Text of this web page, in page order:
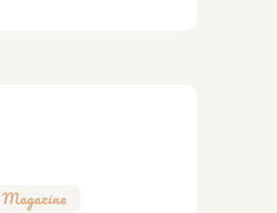
Magazine